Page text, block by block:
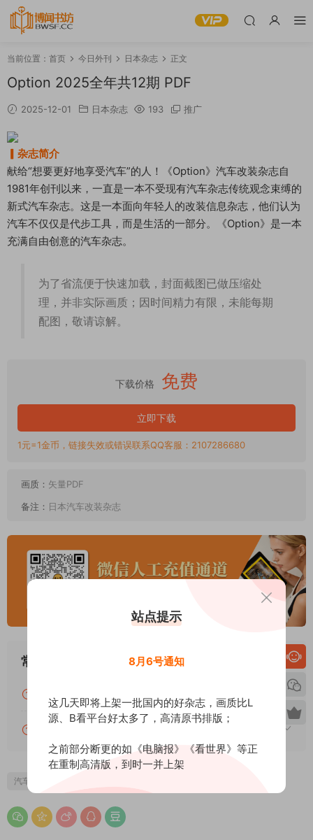
当前位置： 首页 今日外刊 日本杂志 正文
Option 2025全年共12期 PDF
2025-12-01 日本杂志 193 推广
▎杂志简介
献给“想要更好地享受汽车”的人！《Option》汽车改装杂志自
1981年创刊以来，一直是一本不受现有汽车杂志传统观念束缚的
新式汽车杂志。这是一本面向年轻人的改装信息杂志，他们认为
汽车不仅仅是代步工具，而是生活的一部分。《Option》是一本
充满自由创意的汽车杂志。
为了省流便于快速加载，封面截图已做压缩处
理，并非实际画质；因时间精力有限，未能每期
配图，敬请谅解。
下载价格 免费
立即下载
1元=1金币，链接失效或错误联系QQ客服：2107286680
画质： 矢量PDF
备注： 日本汽车改装杂志
常见问题
关于下载的常见问题汇总及解答
汽车
站点提示
8月6号通知
这几天即将上架一批国内的好杂志，画质比L
源、B看平台好太多了，高清原书排版；
之前部分断更的如《电脑报》《看世界》等正
在重制高清版，到时一并上架